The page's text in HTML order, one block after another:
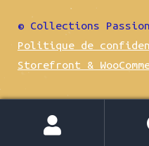
© Collections
Politique de
Storefront &
Recherche
Recherche